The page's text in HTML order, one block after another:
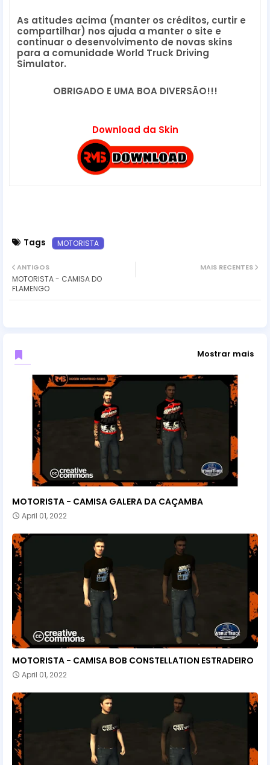
As atitudes acima (manter os créditos, curtir e
compartilhar) nos ajuda a manter o site e
continuar o desenvolvimento de novas skins
para a comunidade World Truck Driving
Simulator.
OBRIGADO E UMA BOA DIVERSÃO!!!
Download da Skin
Tags MOTORISTA
MAIS RECENTES
ANTIGOS
MOTORISTA - CAMISA DO
FLAMENGO
Mostrar mais
MOTORISTA - CAMISA GALERA DA CAÇAMBA
April 01, 2022
MOTORISTA - CAMISA BOB CONSTELLATION ESTRADEIRO
April 01, 2022